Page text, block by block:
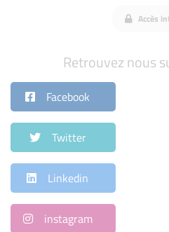
Accès
Retrouvez nous
Facebook
Twitter
Linkedin
instagram